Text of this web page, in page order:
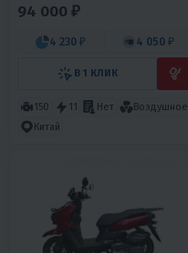
94 000 ₽
4 230 ₽ 4 050 ₽
В 1 КЛИК
150 11 Нет
Воздушное
Китай